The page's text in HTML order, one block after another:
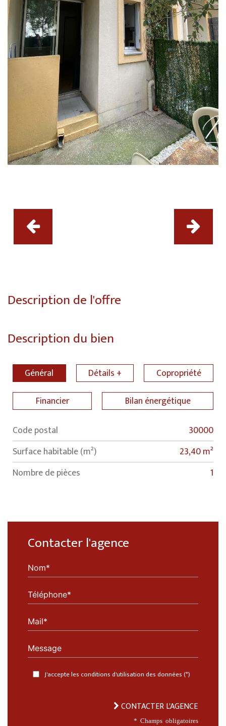
Description de l'offre
Description du bien
Général Détails +
Copropriété
Financier
Bilan énergétique
Label Value
Code postal
30000
Surface habitable (m²)
23,40 m²
Nombre de pièces
1
Contacter l'agence
Nom*
Téléphone*
Mail*
Message
J'accepte les conditions d'utilisation des données (*)
CONTACTER L'AGENCE
* Champs obligatoires